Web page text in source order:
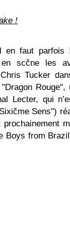
!
en faut parfois
scčne les
Tucker
Rouge",
Lecter, qui
Sens")
Boys from